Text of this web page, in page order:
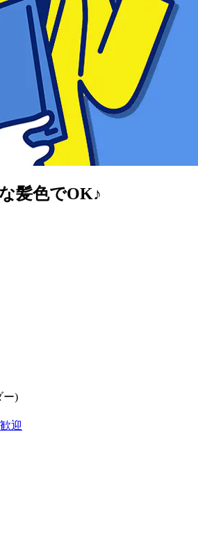
髪色でOK♪
ー)
迎